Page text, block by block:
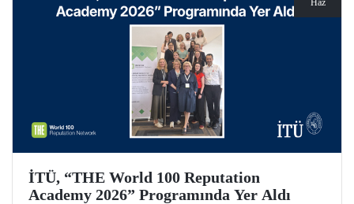
İTÜ, “THE World 100 Reputation
Academy 2026” Programında Yer Aldı